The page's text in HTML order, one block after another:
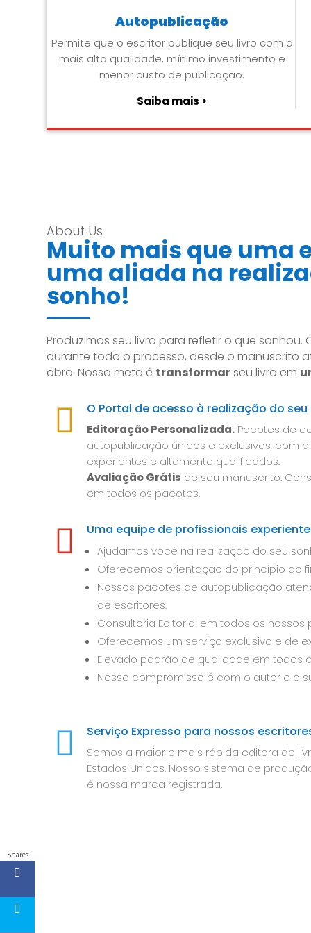
Autopublicação
Permite que o escritor publique seu livro com a
mais alta qualidade, mínimo investimento e
menor custo de publicação.
Saiba mais >
About Us
Muito mais que uma
uma aliada na
sonho!
Produzimos seu livro para refletir o que sonhou.
durante todo o processo, desde o manuscrito
obra. Nossa meta é transformarseu livro em
 O Portal de acesso à realização do seu
Editoração Personalizada.Pacotes de
autopublicação únicos e exclusivos, com
experientes e altamente qualificados.
Avaliação Grátis de seu manuscrito.
em todos os pacotes.
 Uma equipe de profissionais
Ajudamos você na realização do seu
Oferecemos orientação do princípio ao
Nossos pacotes de autopublicação
de escritores.
Consultoria Editorial em todos os nossos
Oferecemos um serviço exclusivo e de
Elevado padrão de qualidade em todos
Nosso compromisso é com o autor e o
 Serviço Expresso para nossos
Somos a maior e mais rápida editora de
Estados Unidos. Nosso sistema de
é nossa marca registrada.
Shares